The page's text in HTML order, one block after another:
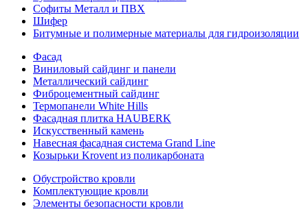
Софиты Металл и ПВХ
Шифер
Битумные и полимерные материалы для гидроизоляции
Фасад
Виниловый сайдинг и панели
Металлический сайдинг
Фиброцементный сайдинг
Термопанели White Hills
Фасадная плитка HAUBERK
Искусственный камень
Навесная фасадная система Grand Line
Козырьки Krovent из поликарбоната
Обустройство кровли
Комплектующие кровли
Элементы безопасности кровли